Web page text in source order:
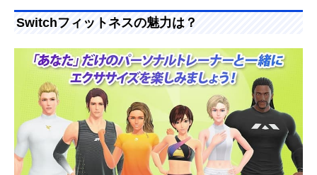
Switchフィットネスの魅力は？